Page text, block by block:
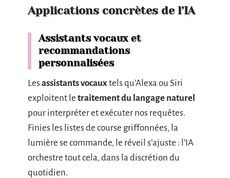
Applications concrètes de l’IA
Assistants vocaux et
recommandations
personnalisées
Lesassistants vocauxtels qu’Alexa ou Siri
exploitent le traitement du langage naturel
pour interpréter et exécuter nos requêtes.
Finies les listes de course griffonnées, la
lumière se commande, le réveil s’ajuste : l’IA
orchestre tout cela, dans la discrétion du
quotidien.